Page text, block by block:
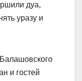
дуа,
уразу и
и гостей